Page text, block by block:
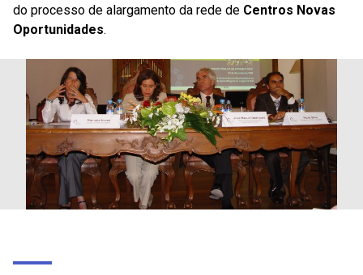
do processo de alargamento da rede de Centros Novas
Oportunidades.